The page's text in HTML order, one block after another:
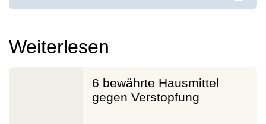
Weiterlesen
6 bewährte Hausmittel
gegen Verstopfung